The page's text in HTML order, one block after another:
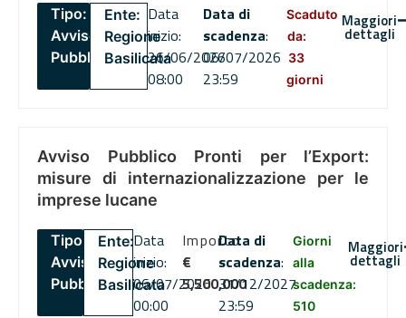
Tipo:
Avviso
Pubblico
Ente:
Regione
Basilicata
Data
inizio:
26/06/2026
08:00
Data di
scadenza:
06/07/2026
23:59
Scaduto
da:
33
giorni
Maggiori
dettagli
Avviso Pubblico Pronti per l’Export:
misure di internazionalizzazione per le
imprese lucane
Tipo:
Avviso
Pubblico
Ente:
Regione
Basilicata
Data
inizio:
06/07/2026
00:00
Importo
€
5,500,000
Data di
scadenza:
31/12/2027
23:59
Giorni
alla
scadenza:
510
Maggiori
dettagli